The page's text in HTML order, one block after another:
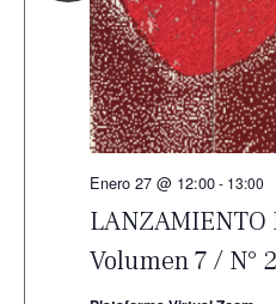
LANZAMIENTO
Volumen 7 / N°
Enero 27 @ 12:00- 13:00